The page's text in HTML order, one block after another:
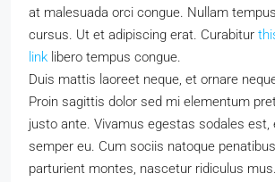
at malesuada orci congue. Nullam
cursus. Ut et adipiscing erat. Curabitur
link libero tempus congue.
Duis mattis laoreet neque, et ornare
Proin sagittis dolor sed mi elementum
justo ante. Vivamus egestas sodales est,
semper eu. Cum sociis natoque
parturient montes, nascetur ridiculus